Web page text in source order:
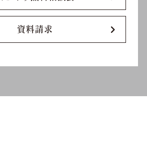
資料請求